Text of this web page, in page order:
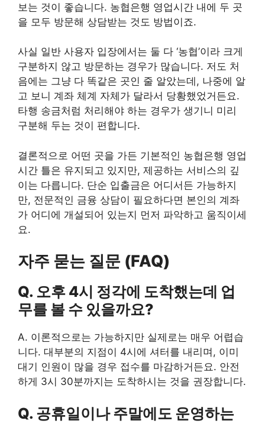
보는 것이 좋습니다. 농협은행 영업시간 내에 두 곳
을 모두 방문해 상담받는 것도 방법이죠.
사실 일반 사용자 입장에서는 둘 다 ‘농협’이라 크게
구분하지 않고 방문하는 경우가 많습니다. 저도 처
음에는 그냥 다 똑같은 곳인 줄 알았는데, 나중에 알
고 보니 계좌 체계 자체가 달라서 당황했었거든요.
타행 송금처럼 처리해야 하는 경우가 생기니 미리
구분해 두는 것이 편합니다.
결론적으로 어떤 곳을 가든 기본적인 농협은행 영업
시간 틀은 유지되고 있지만, 제공하는 서비스의 깊
이는 다릅니다. 단순 입출금은 어디서든 가능하지
만, 전문적인 금융 상담이 필요하다면 본인의 계좌
가 어디에 개설되어 있는지 먼저 파악하고 움직이세
요.
자주 묻는 질문 (FAQ)
Q. 오후 4시 정각에 도착했는데 업
무를 볼 수 있을까요?
A. 이론적으로는 가능하지만 실제로는 매우 어렵습
니다. 대부분의 지점이 4시에 셔터를 내리며, 이미
대기 인원이 많을 경우 접수를 마감하거든요. 안전
하게 3시 30분까지는 도착하시는 것을 권장합니다.
Q. 공휴일이나 주말에도 운영하는